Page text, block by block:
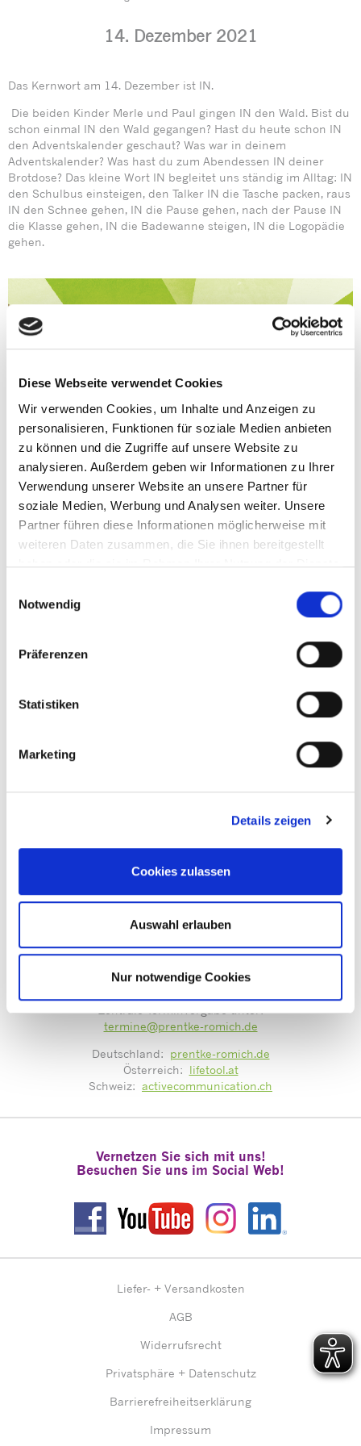
Diese Webseite verwendet Cookies
Wir verwenden Cookies, um Inhalte und Anzeigen zu
personalisieren, Funktionen für soziale Medien anbieten
zu können und die Zugriffe auf unsere Website zu
analysieren. Außerdem geben wir Informationen zu Ihrer
Verwendung unserer Website an unsere Partner für
soziale Medien, Werbung und Analysen weiter. Unsere
Partner führen diese Informationen möglicherweise mit
weiteren Daten zusammen, die Sie ihnen bereitgestellt
haben oder die sie im Rahmen Ihrer Nutzung der Dienste
Notwendig
Präferenzen
Statistiken
Marketing
Details zeigen
Cookies zulassen
Auswahl erlauben
Nur notwendige Cookies
14. Dezember 2021
Das Kernwort am 14. Dezember ist IN.
Die beiden Kinder Merle und Paul gingen IN den Wald. Bist du
schon einmal IN den Wald gegangen? Hast du heute schon IN
den Adventskalender geschaut? Was war in deinem
Adventskalender? Was hast du zum Abendessen IN deiner
Brotdose? Das kleine Wort IN begleitet uns ständig im Alltag: IN
den Schulbus einsteigen, den Talker IN die Tasche packen, raus
IN den Schnee gehen, IN die Pause gehen, nach der Pause IN
die Klasse gehen, IN die Badewanne steigen, IN die Logopädie
gehen.
Bitte akzeptieren Sie dieMarketing-Cookie Einstellung
Mit guter Beratung für Sie vor Ort!
Zentrale Terminvergabe unter:
termine@prentke-romich.de
Deutschland: prentke-romich.de
Österreich: lifetool.at
Schweiz: activecommunication.ch
Vernetzen Sie sich mit uns!
Besuchen Sie uns im Social Web!
Liefer- + Versandkosten
AGB
Widerrufsrecht
Privatsphäre + Datenschutz
Barrierefreiheitserklärung
Impressum